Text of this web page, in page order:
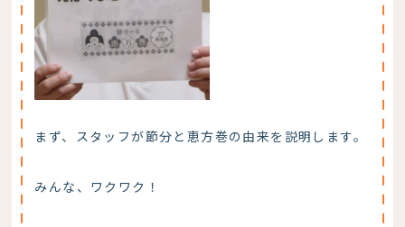
まず、スタッフが節分と恵方巻の由来を説明します。
みんな、ワクワク！